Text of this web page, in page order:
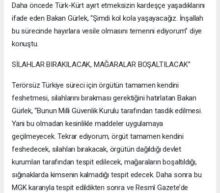
Daha öncede Türk-Kürt ayırt etmeksizin kardeşçe yaşadıklarını
ifade eden Bakan Gürlek, “Şimdi kol kola yaşayacağız. İnşallah
bu sürecinde hayırlara vesile olmasını temenni ediyorum” diye
konuştu.
SİLAHLAR BIRAKILACAK, MAĞARALAR BOŞALTILACAK”
Terörsüz Türkiye süreci için örgütün tamamen kendini
feshetmesi, silahlarını bırakması gerektiğini hatırlatan Bakan
Gürlek, “Bunun Milli Güvenlik Kurulu tarafından tasdik edilmesi.
Yani bu olmadan kesinlikle maddeler uygulamaya
geçilmeyecek. Tekrar ediyorum, örgüt tamamen kendini
feshedecek, silahları bırakacak, örgütün dağıldığı devlet
kurumları tarafından tespit edilecek, mağaraların boşaltıldığı,
sığınaklarda kimsenin kalmadığı tespit edecek. Daha sonra bu
MGK kararıyla tespit edildikten sonra ve Resmî Gazete’de